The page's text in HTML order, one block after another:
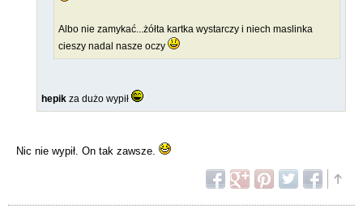
Albo nie zamykać...żółta kartka wystarczy i niech maslinka
cieszy nadal nasze oczy
hepik za dużo wypił
Nic nie wypił. On tak zawsze.